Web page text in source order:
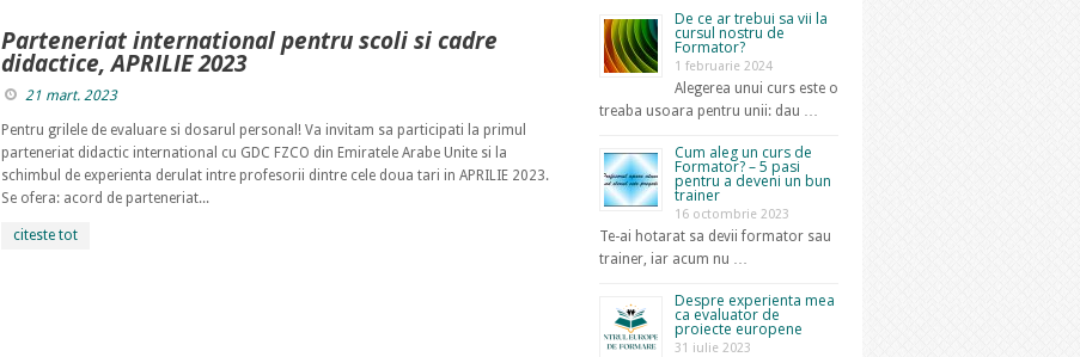
Parteneriat international pentru scoli si cadre
didactice, APRILIE 2023
21 mart. 2023
Pentru grilele de evaluare si dosarul personal! Va invitam sa participati la primul
parteneriat didactic international cu GDC FZCO din Emiratele Arabe Unite si la
schimbul de experienta derulat intre profesorii dintre cele doua tari in APRILIE 2023.
Se ofera: acord de parteneriat...
citeste tot
De ce ar trebui sa vii la
cursul nostru de
Formator?
1 februarie 2024
Alegerea unui curs este o
treaba usoara pentru unii: dau …
Cum aleg un curs de
Formator? – 5 pasi
pentru a deveni un bun
trainer
16 octombrie 2023
Te-ai hotarat sa devii formator sau
trainer, iar acum nu …
Despre experienta mea
ca evaluator de
proiecte europene
31 iulie 2023